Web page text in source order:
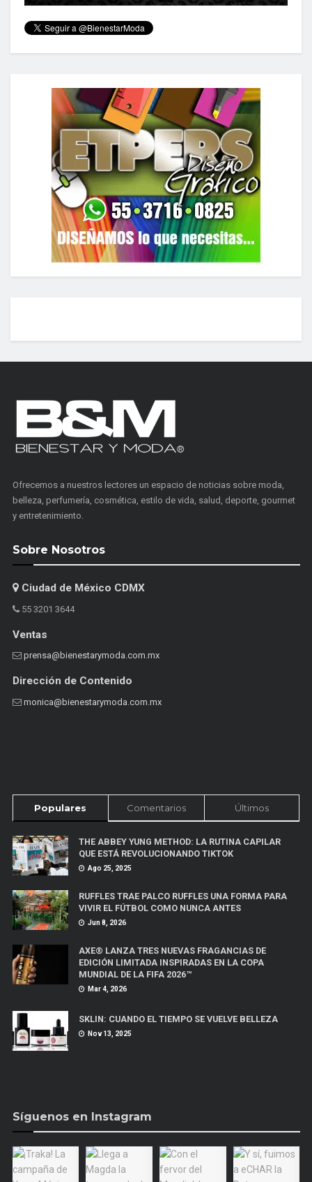
Ofrecemos a nuestros lectores un espacio de noticias sobre moda,
belleza, perfumería, cosmética, estilo de vida, salud, deporte, gourmet
y entretenimiento.
Sobre Nosotros
Ciudad de México CDMX
55 3201 3644
Ventas
prensa@bienestarymoda.com.mx
Dirección de Contenido
monica@bienestarymoda.com.mx
Populares Comentarios Últimos
THE ABBEY YUNG METHOD: LA RUTINA CAPILAR
QUE ESTÁ REVOLUCIONANDO TIKTOK
Ago 25, 2025
RUFFLES TRAE PALCO RUFFLES UNA FORMA PARA
VIVIR EL FÚTBOL COMO NUNCA ANTES
Jun 8, 2026
AXE® LANZA TRES NUEVAS FRAGANCIAS DE
EDICIÓN LIMITADA INSPIRADAS EN LA COPA
MUNDIAL DE LA FIFA 2026™
Mar 4, 2026
SKLIN: CUANDO EL TIEMPO SE VUELVE BELLEZA
Nov 13, 2025
Síguenos en Instagram